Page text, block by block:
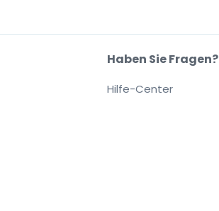
Haben Sie Fragen?
Hilfe-Center